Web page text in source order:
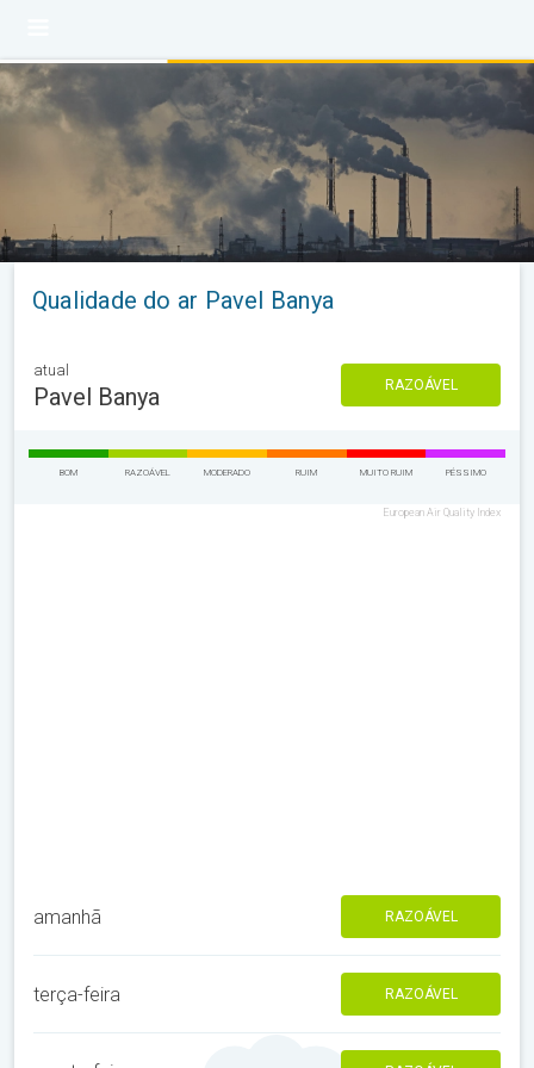
Qualidade do ar Pavel Banya
atual
Pavel Banya RAZOÁVEL
BOM RAZOÁVEL MODERADO RUIM MUITO RUIM PÉSSIMO
European Air Quality Index
amanhã RAZOÁVEL
terça-feira RAZOÁVEL